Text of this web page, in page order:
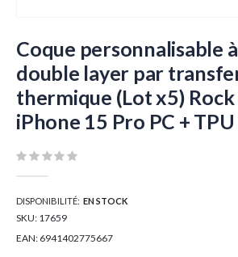
au
début
de
la
d’images
Coque personnalisable à
double layer par
thermique (Lot x5) Rock
iPhone 15 Pro PC + TPU
DISPONIBILITÉ: EN STOCK
SKU: 17659
EAN: 6941402775667